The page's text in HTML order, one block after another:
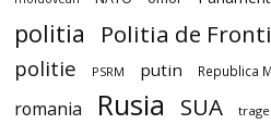
politia Politia de
politie PSRM putin Republica
romania Rusia SUA